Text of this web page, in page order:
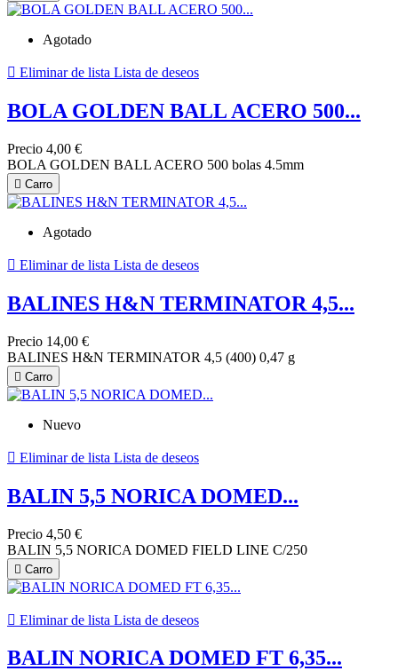
Agotado
 Eliminar de lista Lista de deseos
BOLA GOLDEN BALL ACERO 500...
Precio 4,00 €
BOLA GOLDEN BALL ACERO 500 bolas 4.5mm
 Carro
Agotado
 Eliminar de lista Lista de deseos
BALINES H&N TERMINATOR 4,5...
Precio 14,00 €
BALINES H&N TERMINATOR 4,5 (400) 0,47 g
 Carro
Nuevo
 Eliminar de lista Lista de deseos
BALIN 5,5 NORICA DOMED...
Precio 4,50 €
BALIN 5,5 NORICA DOMED FIELD LINE C/250
 Carro
 Eliminar de lista Lista de deseos
BALIN NORICA DOMED FT 6,35...